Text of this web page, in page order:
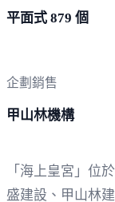
平面式 879 個
企劃銷售
甲山林機構
「海上皇宮」位
盛建設、甲山林